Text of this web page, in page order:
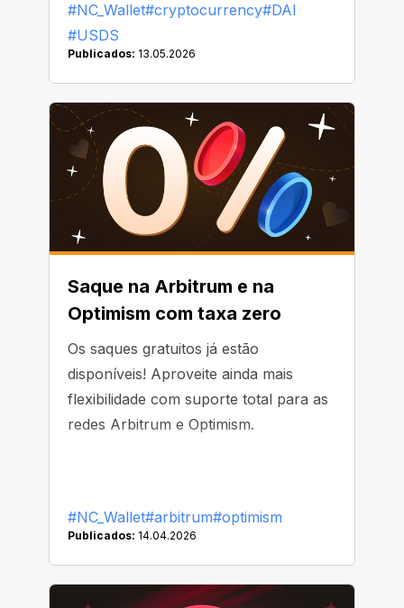
remover o DAI de suas listas
#NC_Wallet#cryptocurrency#DAI
#USDS
Publicados: 13.05.2026
Saque na Arbitrum e na
Optimism com taxa zero
Os saques gratuitos já estão
disponíveis! Aproveite ainda mais
flexibilidade com suporte total para as
redes Arbitrum e Optimism.
#NC_Wallet#arbitrum#optimism
Publicados: 14.04.2026